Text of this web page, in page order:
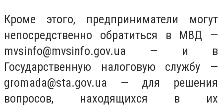
Кроме этого, предприниматели могут
непосредственно обратиться в МВД —
mvsinfo@mvsinfo.gov.ua — и в
Государственную налоговую службу —
gromada@sta.gov.ua — для решения
вопросов, находящихся в их